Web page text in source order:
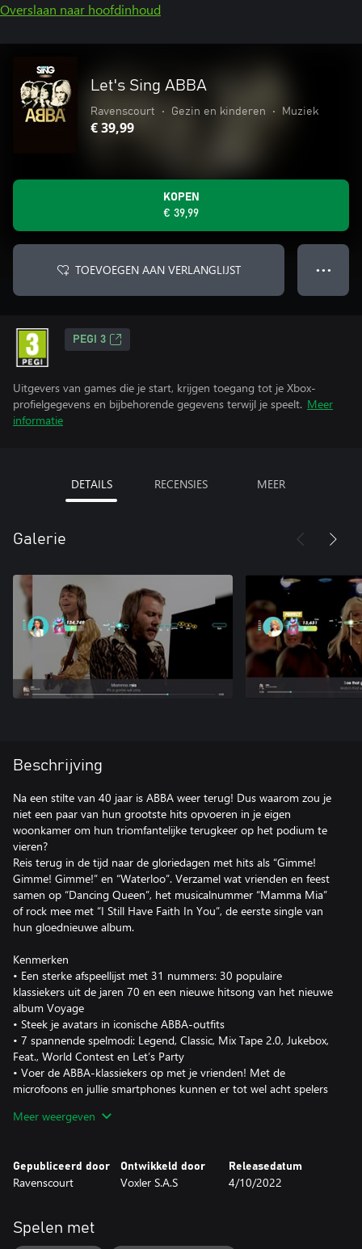
Overslaan naar hoofdinhoud
Let's Sing ABBA
Ravenscourt • Gezin en kinderen • Muziek
€ 39,99
KOPEN
€ 39,99
TOEVOEGEN AAN VERLANGLIJST ● ● ●
PEGI 3
Uitgevers van games die je start, krijgen toegang tot je Xbox-
profielgegevens en bijbehorende gegevens terwijl je speelt. Meer
informatie
DETAILS RECENSIES MEER
Galerie
Beschrijving
Na een stilte van 40 jaar is ABBA weer terug! Dus waarom zou je
niet een paar van hun grootste hits opvoeren in je eigen
woonkamer om hun triomfantelijke terugkeer op het podium te
vieren?
Reis terug in de tijd naar de gloriedagen met hits als “Gimme!
Gimme! Gimme!” en “Waterloo”. Verzamel wat vrienden en feest
samen op “Dancing Queen”, het musicalnummer “Mamma Mia”
of rock mee met “I Still Have Faith In You”, de eerste single van
hun gloednieuwe album.
Kenmerken
• Een sterke afspeellijst met 31 nummers: 30 populaire
klassiekers uit de jaren 70 en een nieuwe hitsong van het nieuwe
album Voyage
• Steek je avatars in iconische ABBA-outfits
• 7 spannende spelmodi: Legend, Classic, Mix Tape 2.0, Jukebox,
Feat., World Contest en Let’s Party
• Voer de ABBA-klassiekers op met je vrienden! Met de
microfoons en jullie smartphones kunnen er tot wel acht spelers
Meer weergeven
Gepubliceerd door
Ravenscourt
Ontwikkeld door
Voxler S.A.S
Releasedatum
4/10/2022
Spelen met